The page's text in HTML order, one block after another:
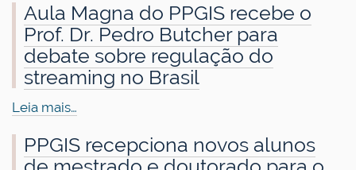
Aula Magna do PPGIS recebe o
Prof. Dr. Pedro Butcher para
debate sobre regulação do
streaming no Brasil
Leia mais…
PPGIS recepciona novos alunos